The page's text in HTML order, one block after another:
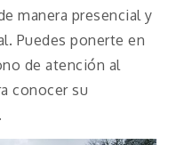
manera presencial y
Puedes ponerte en
de atención al
conocer su